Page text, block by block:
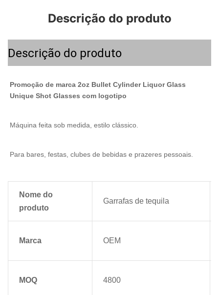
Descrição do produto
Descrição do produto
Promoção de marca 2oz Bullet Cylinder Liquor Glass
Unique Shot Glasses com logotipo
Máquina feita sob medida, estilo clássico.
Para bares, festas, clubes de bebidas e prazeres pessoais.
Nome do
produto
Garrafas de tequila
Marca OEM
MOQ 4800